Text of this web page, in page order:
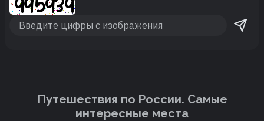
Путешествия по России. Cамые
интересные места